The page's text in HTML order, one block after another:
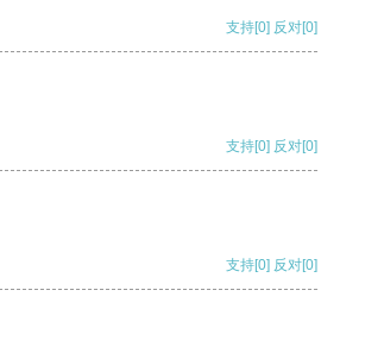
支持[0] 反对[0]
支持[0] 反对[0]
支持[0] 反对[0]